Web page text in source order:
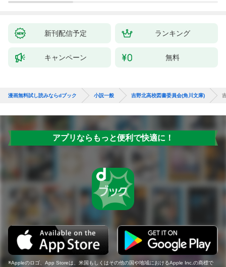
新刊配信予定 ランキング
キャンペーン 無料
漫画無料試し読みならdブック 小説一般 吉野北高校図書委員会(角川文庫)
アプリならもっと便利で快適に！
Appleのロゴ、App Storeは、米国もしくはその他の国や地域におけるApple Inc.の商標で